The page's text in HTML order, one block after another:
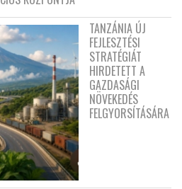
TANZÁNIA ÚJ
FEJLESZTÉSI
STRATÉGIÁT
HIRDETETT A
GAZDASÁGI
NÖVEKEDÉS
FELGYORSÍTÁSÁRA